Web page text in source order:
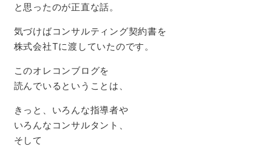
と思ったのが正直な話。
気づけばコンサルティング契約書を
株式会社Tに渡していたのです。
このオレコンブログを
読んでいるということは、
きっと、いろんな指導者や
いろんなコンサルタント、
そして